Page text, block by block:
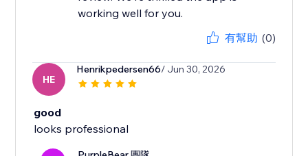
working well for you.
有幫助 (0)
HE
Henrikpedersen66/ Jun 30, 2026
good
looks professional